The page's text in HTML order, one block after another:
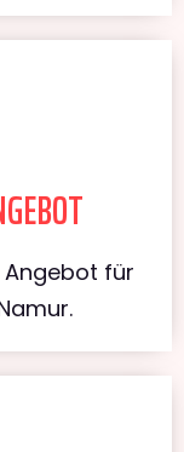
Angebot für